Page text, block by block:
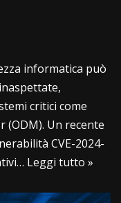
informatica può
critici come
(ODM). Un recente
CVE-2024-
Leggi tutto »